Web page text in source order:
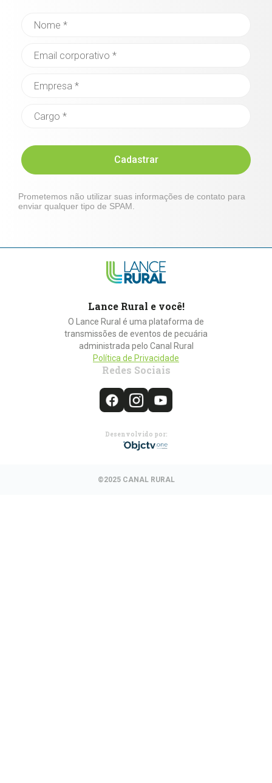
Cadastrar
Prometemos não utilizar suas informações de contato para
enviar qualquer tipo de SPAM.
Lance Rural e você!
O Lance Rural é uma plataforma de
transmissões de eventos de pecuária
administrada pelo Canal Rural
Política de Privacidade
Redes Sociais
Desenvolvido por:
©2025 CANAL RURAL